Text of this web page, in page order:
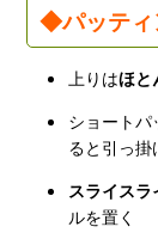
◆パッティ
上りはほと
ショート
ると引っ
スライス
ルを置く